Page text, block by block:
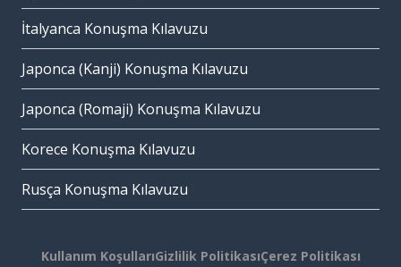
İtalyanca Konuşma Kılavuzu
Japonca (Kanji) Konuşma Kılavuzu
Japonca (Romaji) Konuşma Kılavuzu
Korece Konuşma Kılavuzu
Rusça Konuşma Kılavuzu
Kullanım KoşullarıGizlilik PolitikasıÇerez Politikası